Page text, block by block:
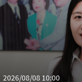
2026/08/08 10:00